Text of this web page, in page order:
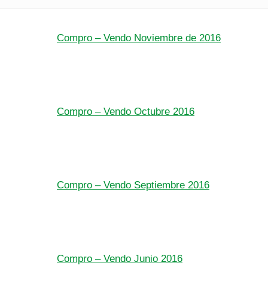
Compro – Vendo Noviembre de 2016
Compro – Vendo Octubre 2016
Compro – Vendo Septiembre 2016
Compro – Vendo Junio 2016